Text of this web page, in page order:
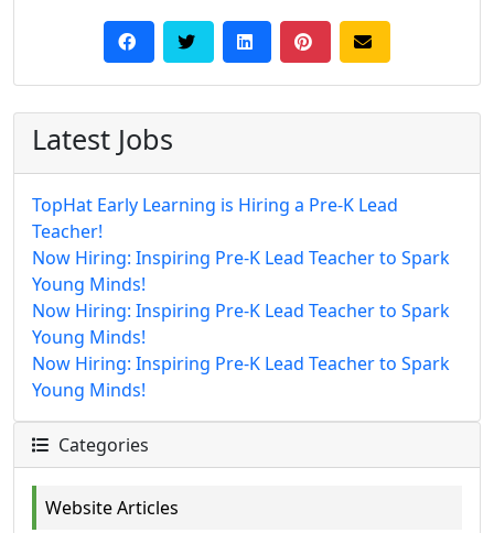
Latest Jobs
TopHat Early Learning is Hiring a Pre-K Lead
Teacher!
Now Hiring: Inspiring Pre-K Lead Teacher to Spark
Young Minds!
Now Hiring: Inspiring Pre-K Lead Teacher to Spark
Young Minds!
Now Hiring: Inspiring Pre-K Lead Teacher to Spark
Young Minds!
Categories
Website Articles